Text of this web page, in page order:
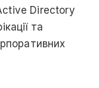
Directory
та